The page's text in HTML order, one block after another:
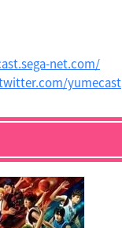
net.com/
yumecast